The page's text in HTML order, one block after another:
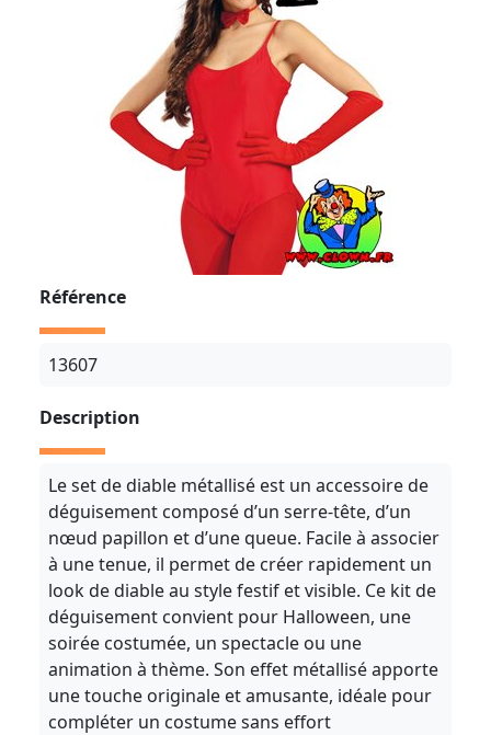
Référence
13607
Description
Le set de diable métallisé est un accessoire de
déguisement composé d’un serre-tête, d’un
nœud papillon et d’une queue. Facile à associer
à une tenue, il permet de créer rapidement un
look de diable au style festif et visible. Ce kit de
déguisement convient pour Halloween, une
soirée costumée, un spectacle ou une
animation à thème. Son effet métallisé apporte
une touche originale et amusante, idéale pour
compléter un costume sans effort